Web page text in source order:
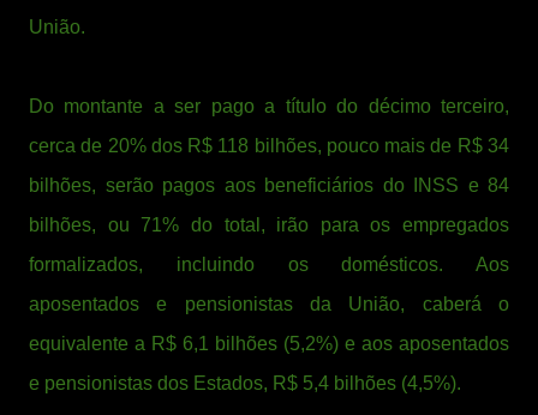
União.
Do montante a ser pago a título do décimo terceiro,
cerca de 20% dos R$ 118 bilhões, pouco mais de R$ 34
bilhões, serão pagos aos beneficiários do INSS e 84
bilhões, ou 71% do total, irão para os empregados
formalizados, incluindo os domésticos. Aos
aposentados e pensionistas da União, caberá o
equivalente a R$ 6,1 bilhões (5,2%) e aos aposentados
e pensionistas dos Estados, R$ 5,4 bilhões (4,5%).